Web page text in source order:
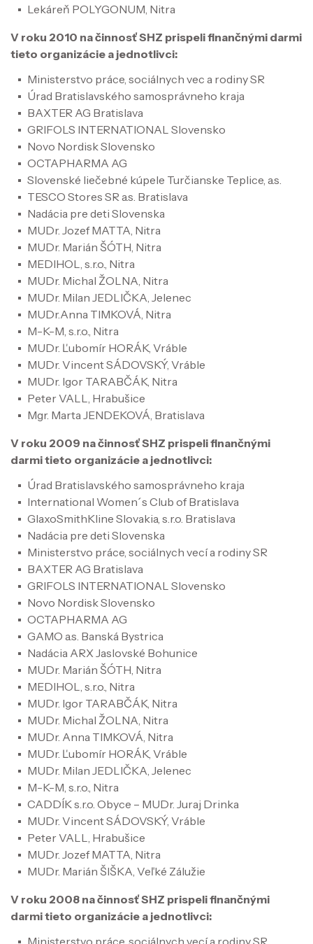
Lekáreň POLYGONUM, Nitra
V roku 2010 na činnosť SHZ prispeli finančnými darmi
tieto organizácie a jednotlivci:
Ministerstvo práce, sociálnych vec a rodiny SR
Úrad Bratislavského samosprávneho kraja
BAXTER AG Bratislava
GRIFOLS INTERNATIONAL Slovensko
Novo Nordisk Slovensko
OCTAPHARMA AG
Slovenské liečebné kúpele Turčianske Teplice, a.s.
TESCO Stores SR a.s. Bratislava
Nadácia pre deti Slovenska
MUDr. Jozef MATTA, Nitra
MUDr. Marián ŠÓTH, Nitra
MEDIHOL, s.r.o., Nitra
MUDr. Michal ŽOLNA, Nitra
MUDr. Milan JEDLIČKA, Jelenec
MUDr.Anna TIMKOVÁ, Nitra
M-K-M, s.r.o., Nitra
MUDr. Ľubomír HORÁK, Vráble
MUDr. Vincent SÁDOVSKÝ, Vráble
MUDr. Igor TARABČÁK, Nitra
Peter VALL, Hrabušice
Mgr. Marta JENDEKOVÁ, Bratislava
V roku 2009 na činnosť SHZ prispeli finančnými
darmi tieto organizácie a jednotlivci:
Úrad Bratislavského samosprávneho kraja
International Women´s Club of Bratislava
GlaxoSmithKline Slovakia, s.r.o. Bratislava
Nadácia pre deti Slovenska
Ministerstvo práce, sociálnych vecí a rodiny SR
BAXTER AG Bratislava
GRIFOLS INTERNATIONAL Slovensko
Novo Nordisk Slovensko
OCTAPHARMA AG
GAMO a.s. Banská Bystrica
Nadácia ARX Jaslovské Bohunice
MUDr. Marián ŠÓTH, Nitra
MEDIHOL, s.r.o., Nitra
MUDr. Igor TARABČÁK, Nitra
MUDr. Michal ŽOLNA, Nitra
MUDr. Anna TIMKOVÁ, Nitra
MUDr. Ľubomír HORÁK, Vráble
MUDr. Milan JEDLIČKA, Jelenec
M-K-M, s.r.o., Nitra
CADDÍK s.r.o. Obyce – MUDr. Juraj Drinka
MUDr. Vincent SÁDOVSKÝ, Vráble
Peter VALL, Hrabušice
MUDr. Jozef MATTA, Nitra
MUDr. Marián ŠIŠKA, Veľké Zálužie
V roku 2008 na činnosť SHZ prispeli finančnými
darmi tieto organizácie a jednotlivci:
Ministerstvo práce, sociálnych vecí a rodiny SR